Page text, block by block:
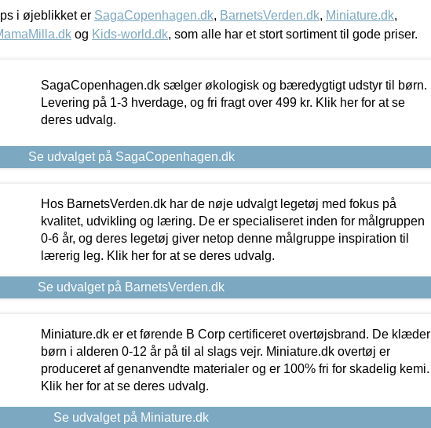
i øjeblikket er SagaCopenhagen.dk, BarnetsVerden.dk, Miniature.dk,
og Kids-world.dk, som alle har et stort sortiment til gode priser.
SagaCopenhagen.dk sælger økologisk og bæredygtigt udstyr til børn.
Levering på 1-3 hverdage, og fri fragt over 499 kr. Klik her for at se
deres udvalg.
Se udvalget på SagaCopenhagen.dk
Hos BarnetsVerden.dk har de nøje udvalgt legetøj med fokus på
kvalitet, udvikling og læring. De er specialiseret inden for målgruppen
0-6 år, og deres legetøj giver netop denne målgruppe inspiration til
lærerig leg. Klik her for at se deres udvalg.
Se udvalget på BarnetsVerden.dk
Miniature.dk er et førende B Corp certificeret overtøjsbrand. De klæder
børn i alderen 0-12 år på til al slags vejr. Miniature.dk overtøj er
produceret af genanvendte materialer og er 100% fri for skadelig kemi.
Klik her for at se deres udvalg.
Se udvalget på Miniature.dk